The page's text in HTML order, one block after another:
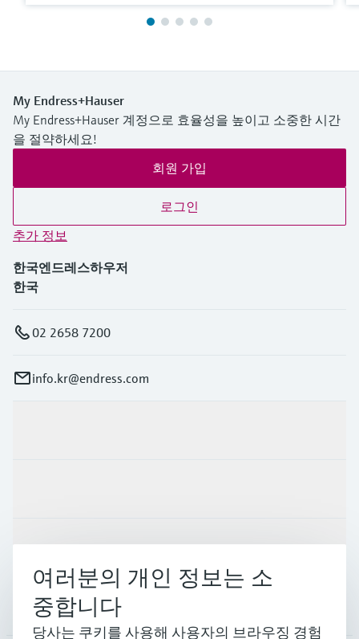
My Endress+Hauser
My Endress+Hauser 계정으로 효율성을 높이고 소중한 시간
을 절약하세요!
회원 가입
로그인
추가 정보
한국엔드레스하우저
한국
02 2658 7200
info.kr@endress.com
지원
회사 소개
여러분의 개인 정보는 소
중합니다
당사는 쿠키를 사용해 사용자의 브라우징 경험